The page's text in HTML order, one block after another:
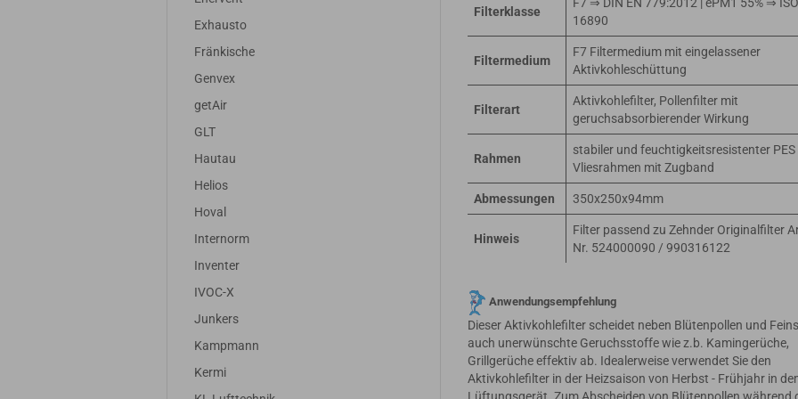
Filterklasse
16890
Filtermedium
F7 Filtermedium mit eingelassener
Aktivkohleschüttung
Filterart
Aktivkohlefilter, Pollenfilter mit
geruchsabsorbierender Wirkung
Rahmen
stabiler und feuchtigkeitsresistenter PES
Vliesrahmen mit Zugband
Abmessungen 350x250x94mm
Hinweis
Filter passend zu Zehnder Originalfilter
Nr. 524000090 / 990316122
Anwendungsempfehlung
Dieser Aktivkohlefilter scheidet neben Blütenpollen und
auch unerwünschte Geruchsstoffe wie z.b. Kamingerüche,
Grillgerüche effektiv ab. Idealerweise verwendet Sie den
Aktivkohlefilter in der Heizsaison von Herbst - Frühjahr in
Exhausto
Fränkische
Genvex
getAir
GLT
Hautau
Helios
Hoval
Internorm
Inventer
IVOC-X
Junkers
Kampmann
Kermi